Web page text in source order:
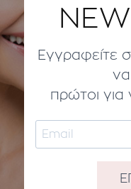
Εγγραφείτε
να
πρώτοι